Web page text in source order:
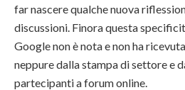
far nascere qualche nuova
discussioni. Finora questa
Google non è nota e non ha
neppure dalla stampa di settore e
partecipanti a forum online.